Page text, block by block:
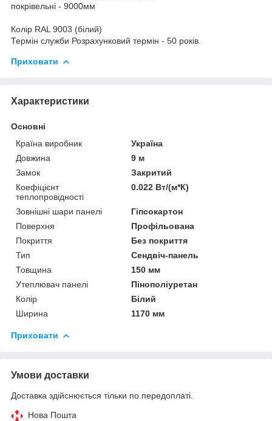
покрівельні - 9000мм
Колір RAL 9003 (білий)
Термін служби Розрахунковий термін - 50 років.
Приховати
Характеристики
Основні
Країна виробник
Україна
Довжина
9 м
Замок
Закритий
Коефіцієнт
теплопровідності
0.022 Вт/(м*К)
Зовнішні шари панелі
Гіпсокартон
Поверхня
Профільована
Покриття
Без покриття
Тип
Сендвіч-панель
Товщина
150 мм
Утеплювач панелі
Пінополіуретан
Колір
Білий
Ширина
1170 мм
Приховати
Умови доставки
Доставка здійснюється тільки по передоплаті.
Нова Пошта